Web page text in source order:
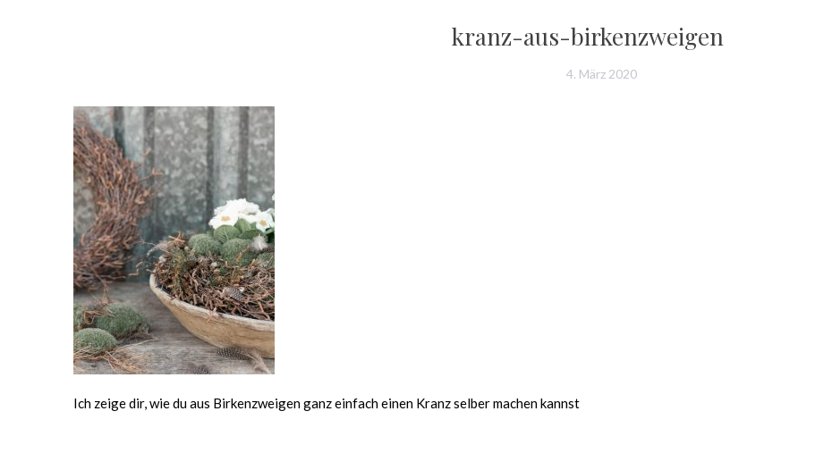
kranz-aus-birkenzweigen
4. März 2020
Ich zeige dir, wie du aus Birkenzweigen ganz einfach einen Kranz selber machen kannst